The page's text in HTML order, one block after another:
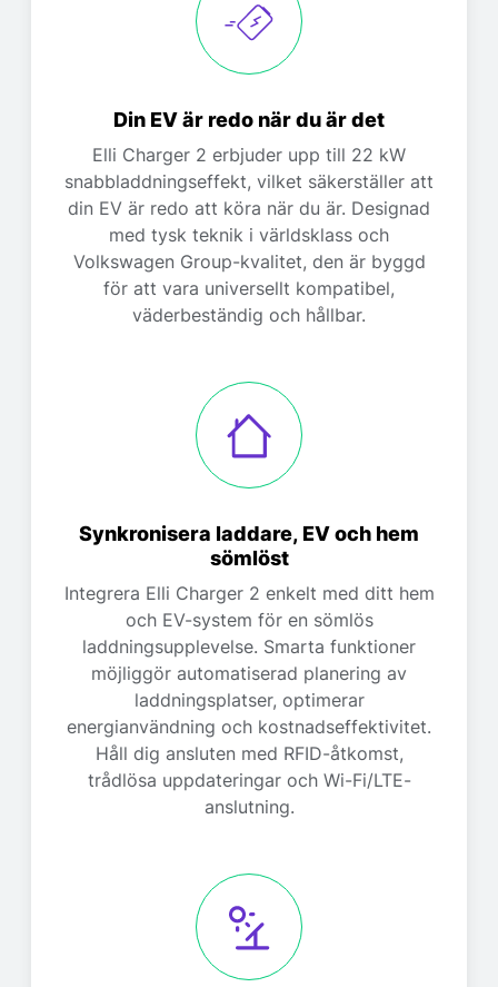
Din EV är redo när du är det
Elli Charger 2 erbjuder upp till 22 kW
snabbladdningseffekt, vilket säkerställer att
din EV är redo att köra när du är. Designad
med tysk teknik i världsklass och
Volkswagen Group-kvalitet, den är byggd
för att vara universellt kompatibel,
väderbeständig och hållbar.
Synkronisera laddare, EV och hem
sömlöst
Integrera Elli Charger 2 enkelt med ditt hem
och EV-system för en sömlös
laddningsupplevelse. Smarta funktioner
möjliggör automatiserad planering av
laddningsplatser, optimerar
energianvändning och kostnadseffektivitet.
Håll dig ansluten med RFID-åtkomst,
trådlösa uppdateringar och Wi-Fi/LTE-
anslutning.